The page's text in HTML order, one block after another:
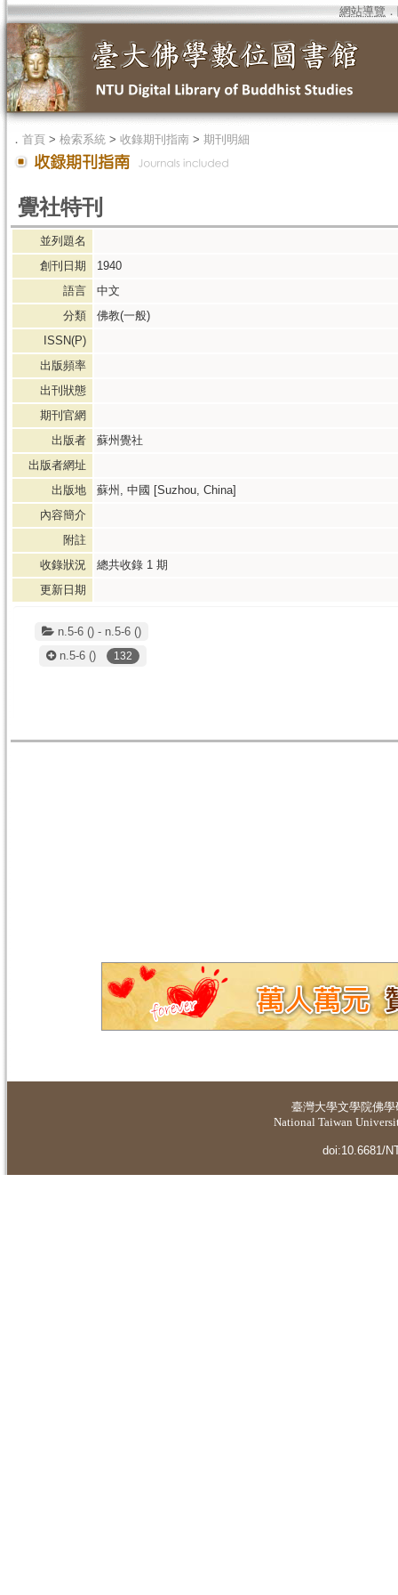
網站導覽 ．
． 首頁 > 檢索系統 > 收錄期刊指南 > 期刊明細
覺社特刊
並列題名
創刊日期
1940
語言
中文
分類
佛教(一般)
ISSN(P)
出版頻率
出刊狀態
期刊官網
出版者
蘇州覺社
出版者網址
出版地
蘇州, 中國 [Suzhou, China]
內容簡介
附註
收錄狀況
總共收錄 1 期
更新日期
n.5-6 () - n.5-6 ()
n.5-6 () 132
臺灣大學文學院佛
National Taiwan
doi:10.6681/